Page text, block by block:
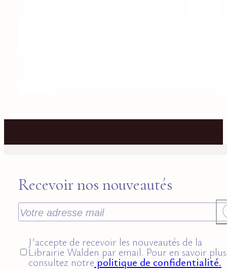
Recevoir nos nouveautés
J’accepte de recevoir les nouveautés de la
Librairie Walden par email. Pour en savoir
consultez notre politique de confidentialité.